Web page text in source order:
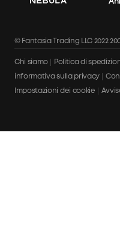
© Fantasia Trading LLC 2022
Chi siamo Politica di
informativa sulla privacy
Impostazioni dei cookie